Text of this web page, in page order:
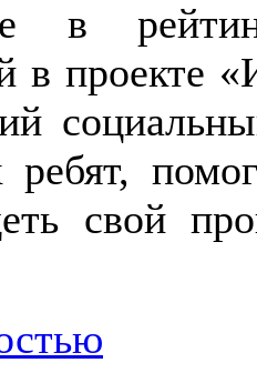
в
в проекте
ребят,
свой